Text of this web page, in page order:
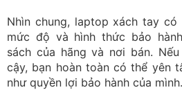
Nhìn chung, laptop xách tay có
mức độ và hình thức bảo
sách của hãng và nơi bán.
cậy, bạn hoàn toàn có thể yên
như quyền lợi bảo hành của mình.